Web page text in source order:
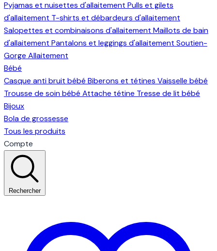
Pyjamas et nuisettes d'allaitement Pulls et gilets
d'allaitement T-shirts et débardeurs d'allaitement
Salopettes et combinaisons d'allaitement Maillots de bain
d'allaitement Pantalons et leggings d'allaitement Soutien-
Gorge Allaitement
Bébé
Casque anti bruit bébé Biberons et tétines Vaisselle bébé
Trousse de soin bébé Attache tétine Tresse de lit bébé
Bijoux
Bola de grossesse
Tous les produits
Compte
Rechercher